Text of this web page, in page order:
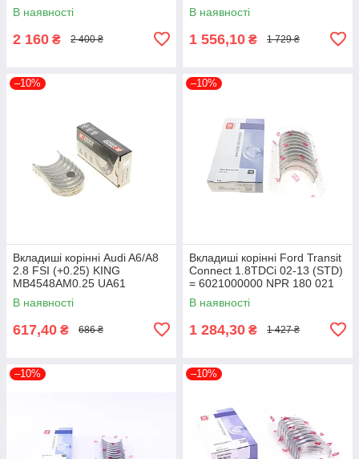
В наявності
2 160 ₴ 2 400 ₴
В наявності
1 556,10 ₴ 1 729 ₴
–10%
Вкладиші корінні Audi A6/A8
2.8 FSI (+0.25) KING
MB4548AM0.25 UA61
В наявності
617,40 ₴ 686 ₴
–10%
Вкладиші корінні Ford Transit
Connect 1.8TDCi 02-13 (STD)
= 6021000000 NPR 180 021
0001 00 UA61
В наявності
1 284,30 ₴ 1 427 ₴
–10% –10%